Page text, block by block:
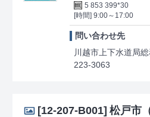
5 853 399*30
[時間] 9:00～17:00
問い合わせ先
川越市上下水道局
223-3063
[12-207-B001] 松戸市